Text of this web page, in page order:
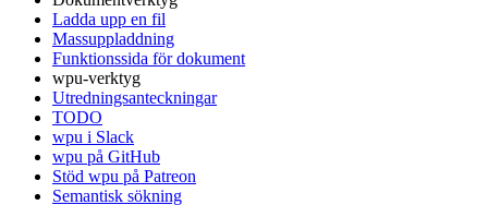
Ladda upp en fil
Massuppladdning
Funktionssida för dokument
wpu-verktyg
Utredningsanteckningar
TODO
wpu i Slack
wpu på GitHub
Stöd wpu på Patreon
Semantisk sökning